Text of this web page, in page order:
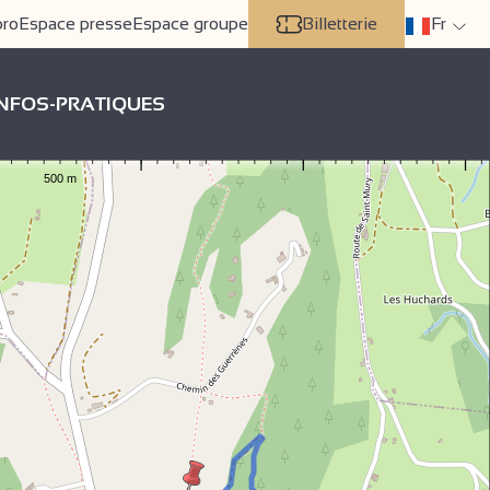
Espace presseEspace groupe Billetterie Fr
PRATIQUES